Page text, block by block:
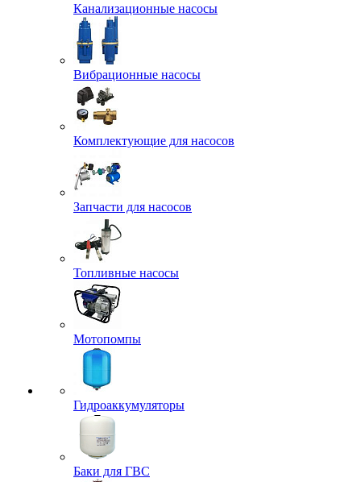
Канализационные насосы
Вибрационные насосы
Комплектующие для насосов
Запчасти для насосов
Топливные насосы
Мотопомпы
Гидроаккумуляторы
Баки для ГВС